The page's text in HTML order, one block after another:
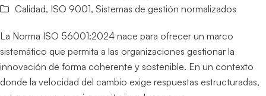
Calidad, ISO 9001, Sistemas de gestión normalizados
La Norma ISO 56001:2024 nace para ofrecer un marco
sistemático que permita a las organizaciones gestionar la
innovación de forma coherente y sostenible. En un contexto
donde la velocidad del cambio exige respuestas estructuradas,